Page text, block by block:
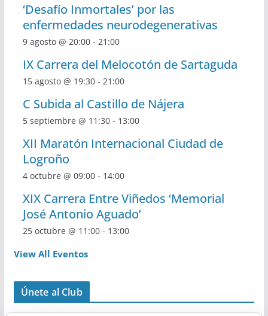
‘Desafío Inmortales’ por las
enfermedades neurodegenerativas
9 agosto @ 20:00- 21:00
IX Carrera del Melocotón de Sartaguda
15 agosto @ 19:30- 21:00
C Subida al Castillo de Nájera
5 septiembre @ 11:30- 13:00
XII Maratón Internacional Ciudad de
Logroño
4 octubre @ 09:00- 14:00
XIX Carrera Entre Viñedos ‘Memorial
José Antonio Aguado’
25 octubre @ 11:00- 13:00
View All Eventos
Únete al Club